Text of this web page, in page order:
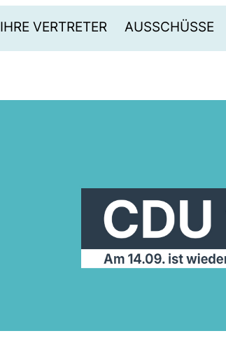
IHRE VERTRETER AUSSCHÜSSE